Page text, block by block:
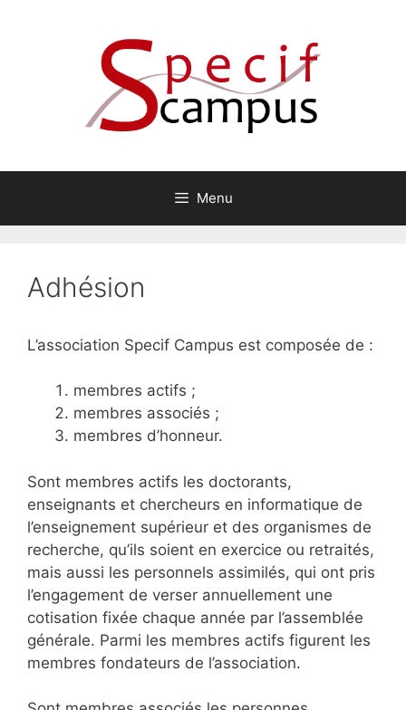
Menu
Adhésion
L’association Specif Campus est composée de :
membres actifs ;
membres associés ;
membres d’honneur.
Sont membres actifs les doctorants,
enseignants et chercheurs en informatique de
l’enseignement supérieur et des organismes de
recherche, qu’ils soient en exercice ou retraités,
mais aussi les personnels assimilés, qui ont pris
l’engagement de verser annuellement une
cotisation fixée chaque année par l’assemblée
générale. Parmi les membres actifs figurent les
membres fondateurs de l’association.